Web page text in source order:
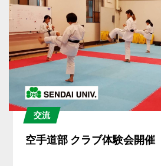
交流
空手道部 クラブ体験会開催